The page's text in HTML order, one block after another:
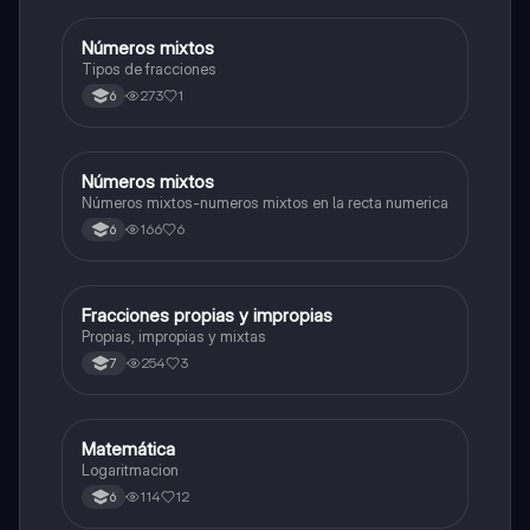
Matemáticas
Números mixtos
Tipos de fracciones
6 273 1
Matemáticas
Números mixtos
Números mixtos-numeros mixtos en la recta numerica
6 166 6
Matemáticas
Fracciones propias y impropias
Propias, impropias y mixtas
7 254 3
Matemáticas
Matemática
Logaritmacion
6 114 12